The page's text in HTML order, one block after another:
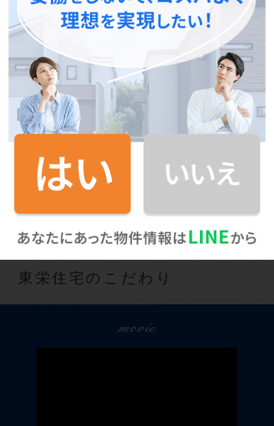
来場予約 資料請求
東栄住宅のこだわり
movie